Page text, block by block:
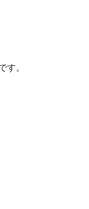
。